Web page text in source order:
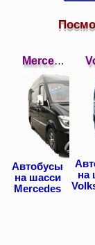
Mercedes
Автобусы
на шасси
Mercedes
на